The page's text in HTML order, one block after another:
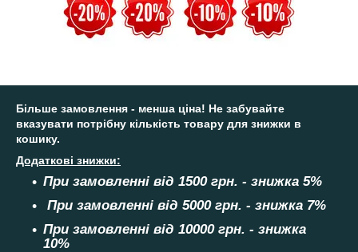
Більше замовлення - менша ціна! Не забувайте
вказувати потрібну кількість товару для знижки в
кошику.
Додаткові знижки:
При замовленні від 1500 грн. - знижка 5%
При замовленні від 5000 грн. - знижка 7%
При замовленні від 10000 грн. - знижка
10%